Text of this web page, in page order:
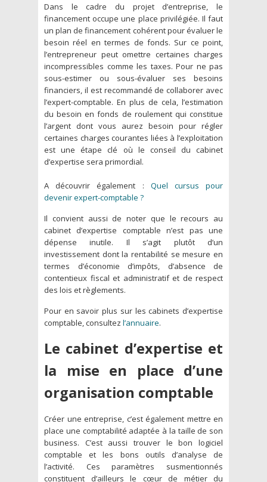
Dans le cadre du projet d’entreprise, le
financement occupe une place privilégiée. Il faut
un plan de financement cohérent pour évaluer le
besoin réel en termes de fonds. Sur ce point,
l’entrepreneur peut omettre certaines charges
incompressibles comme les taxes. Pour ne pas
sous-estimer ou sous-évaluer ses besoins
financiers, il est recommandé de collaborer avec
l’expert-comptable. En plus de cela, l’estimation
du besoin en fonds de roulement qui constitue
l’argent dont vous aurez besoin pour régler
certaines charges courantes liées à l’exploitation
est une étape clé où le conseil du cabinet
d’expertise sera primordial.
A découvrir également : Quel cursus pour
devenir expert-comptable ?
Il convient aussi de noter que le recours au
cabinet d’expertise comptable n’est pas une
dépense inutile. Il s’agit plutôt d’un
investissement dont la rentabilité se mesure en
termes d’économie d’impôts, d’absence de
contentieux fiscal et administratif et de respect
des lois et règlements.
Pour en savoir plus sur les cabinets d’expertise
comptable, consultez l’annuaire.
Le cabinet d’expertise et
la mise en place d’une
organisation comptable
Créer une entreprise, c’est également mettre en
place une comptabilité adaptée à la taille de son
business. C’est aussi trouver le bon logiciel
comptable et les bons outils d’analyse de
l’activité. Ces paramètres susmentionnés
constituent d’ailleurs le cœur de métier du